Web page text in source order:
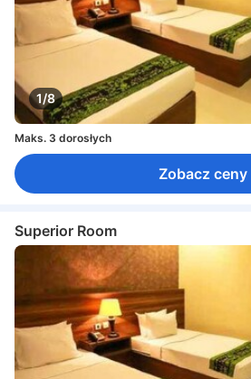
1/8
Maks. 3 dorosłych
Zobacz ceny
Superior Room